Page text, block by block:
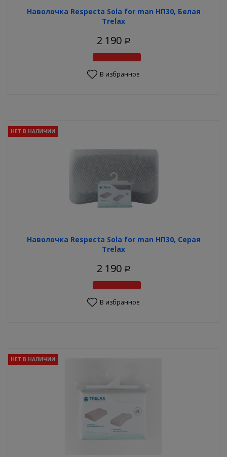
Наволочка Respecta Sola for man НП30, Белая
Trelax
2 190 Р
В избранное
Наволочка Respecta Sola for man НП30, Серая
Trelax
НЕТ В НАЛИЧИИ
2 190 Р
В избранное
НЕТ В НАЛИЧИИ